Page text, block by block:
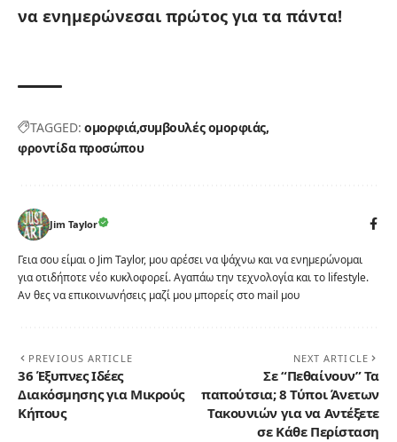
να ενημερώνεσαι πρώτος για τα πάντα!
TAGGED: ομορφιάσυμβουλές ομορφιάς
φροντίδα προσώπου
Jim Taylor
Γεια σου είμαι ο Jim Taylor, μου αρέσει να ψάχνω και να ενημερώνομαι
για οτιδήποτε νέο κυκλοφορεί. Αγαπάω την τεχνολογία και το lifestyle.
Αν θες να επικοινωνήσεις μαζί μου μπορείς στο mail μου
PREVIOUS ARTICLE
36 Έξυπνες Ιδέες
Διακόσμησης για Μικρούς
Κήπους
NEXT ARTICLE
Σε “Πεθαίνουν” Τα
παπούτσια; 8 Τύποι Άνετων
Τακουνιών για να Αντέξετε
σε Κάθε Περίσταση